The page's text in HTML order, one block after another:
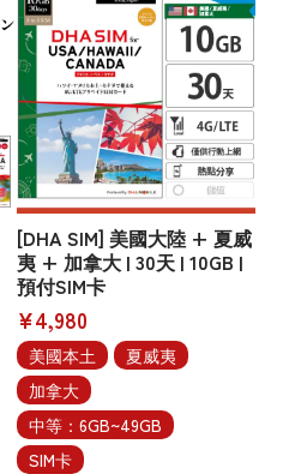
[DHA SIM] 美國大陸 + 夏威
夷 + 加拿大 | 30天 | 10GB |
預付SIM卡
¥4,980
美國本土
夏威夷
加拿大
中等：6GB~49GB
SIM卡